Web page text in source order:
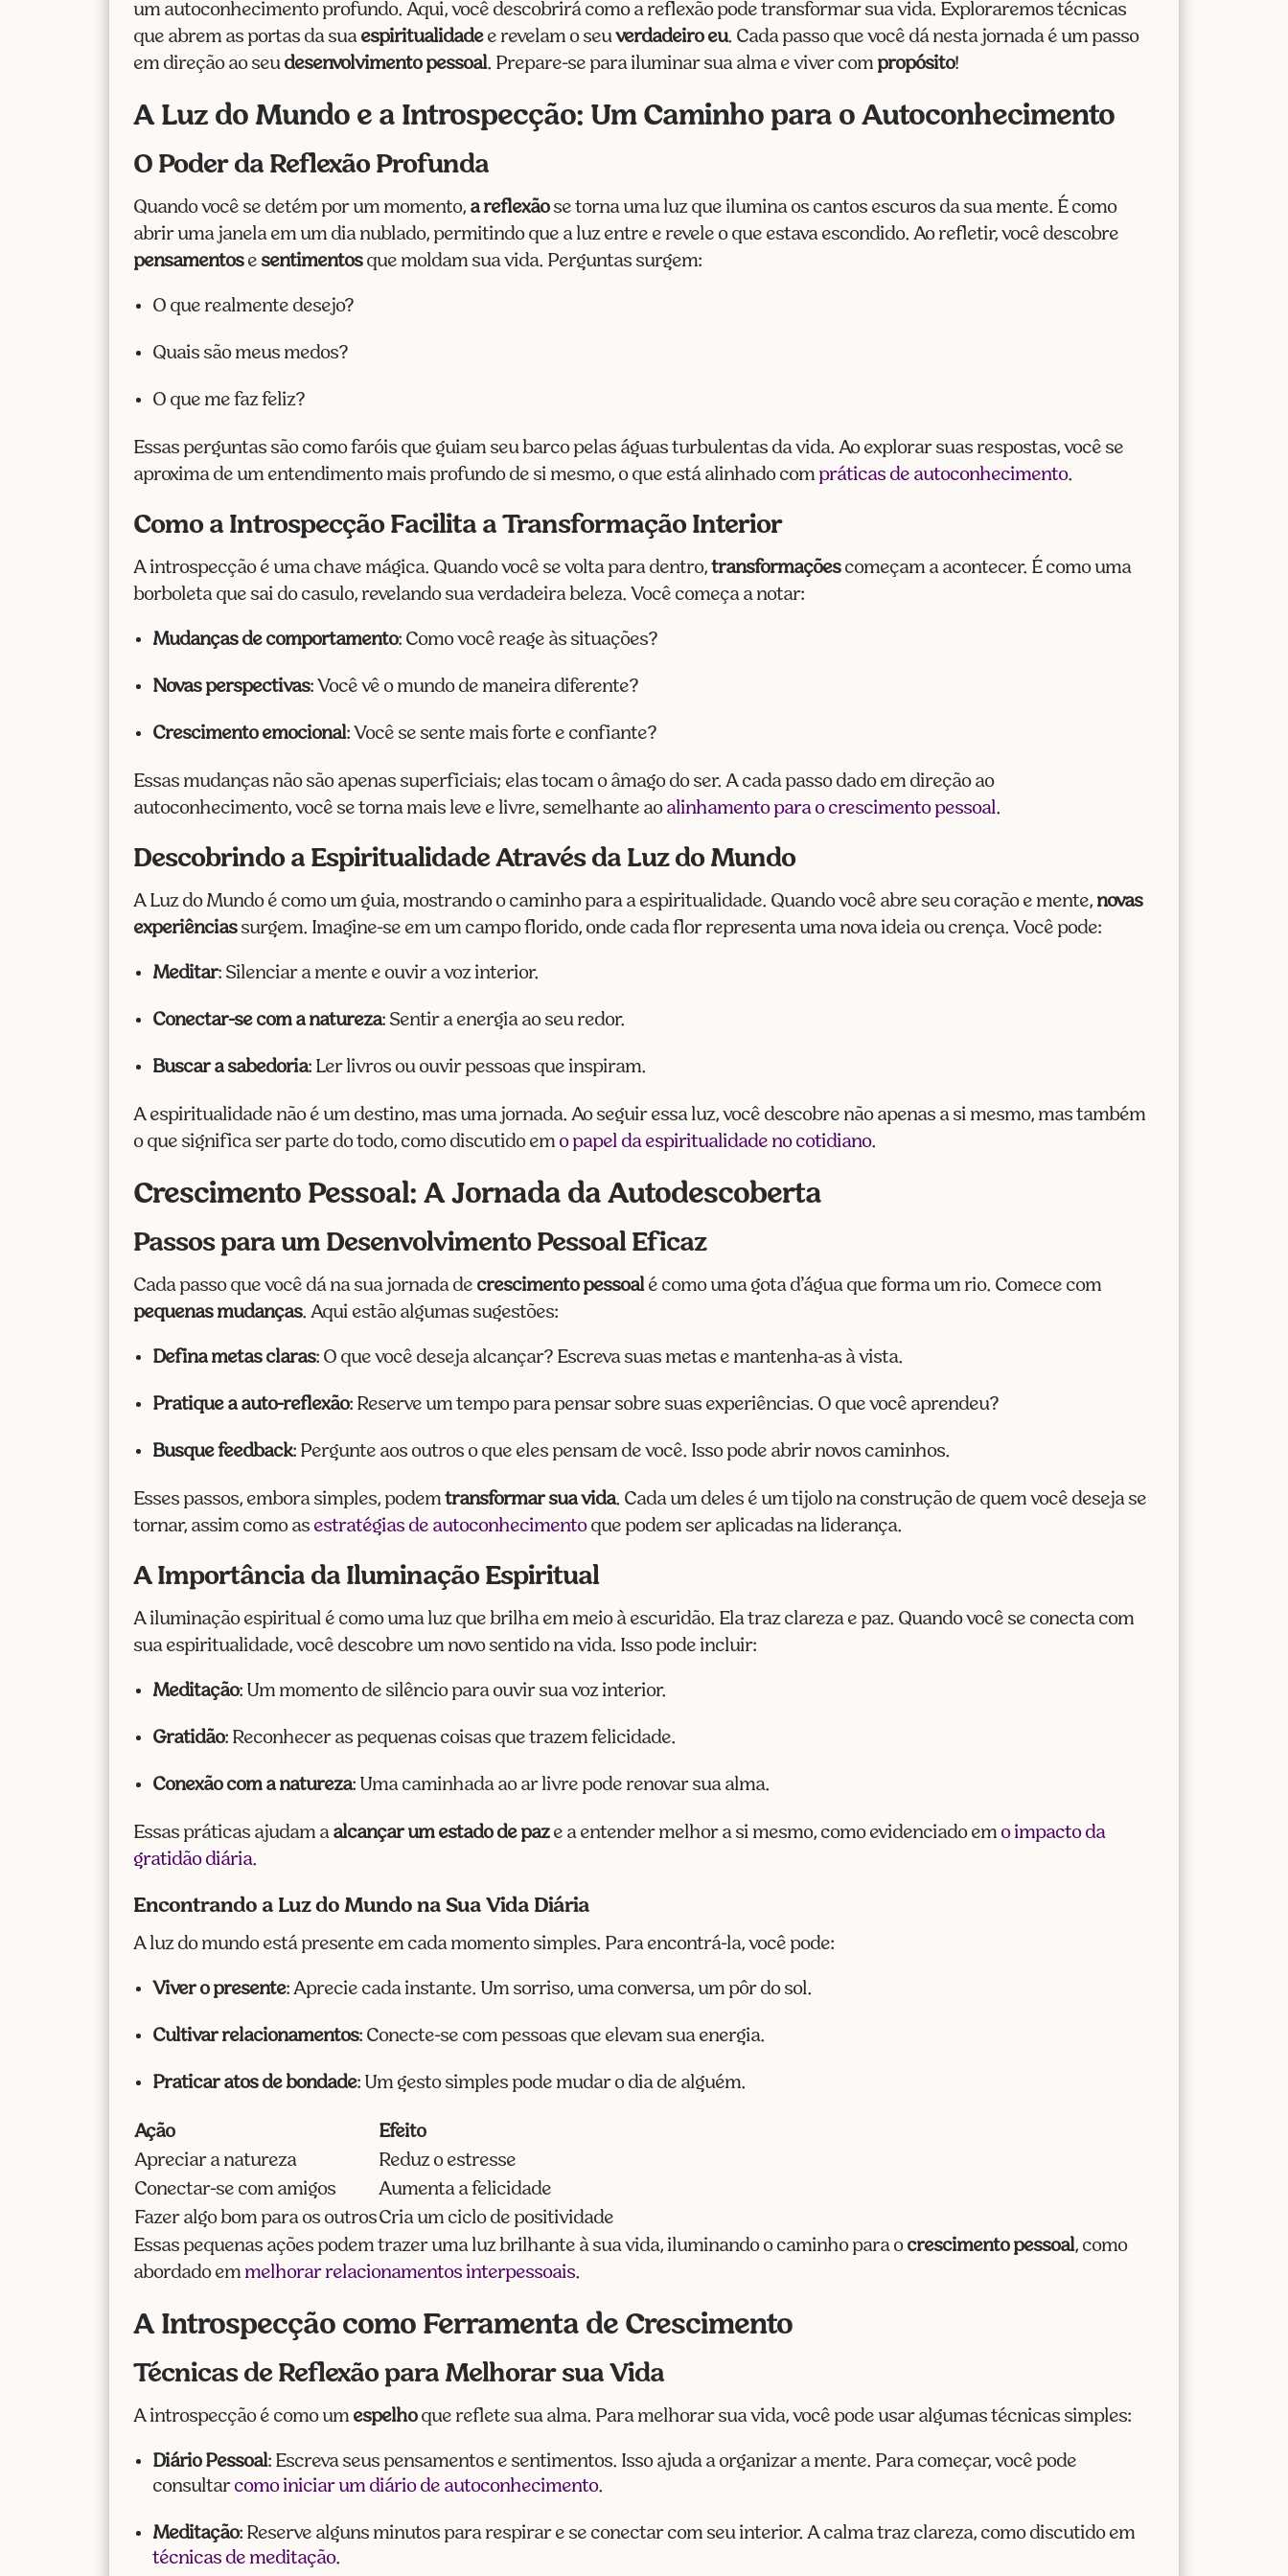
cima
ou
para
o
volume.
um autoconhecimento profundo. Aqui, você descobrirá como a reflexão pode transformar sua vida. Exploraremos técnicas
que abrem as portas da sua espiritualidadee revelam o seuverdadeiro eu. Cada passo que você dá nesta jornada é um passo
em direção ao seu desenvolvimento pessoal. Prepare-se para iluminar sua alma e viver com propósito!
A Luz do Mundo e a Introspecção: Um Caminho para o Autoconhecimento
O Poder da Reflexão Profunda
Quando você se detém por um momento, a reflexãose torna uma luz que ilumina os cantos escuros da sua mente. É como
abrir uma janela em um dia nublado, permitindo que a luz entre e revele o que estava escondido. Ao refletir, você descobre
pensamentosesentimentosque moldam sua vida. Perguntas surgem:
O que realmente desejo?
Quais são meus medos?
O que me faz feliz?
Essas perguntas são como faróis que guiam seu barco pelas águas turbulentas da vida. Ao explorar suas respostas, você se
aproxima de um entendimento mais profundo de si mesmo, o que está alinhado com práticas de autoconhecimento.
Como a Introspecção Facilita a Transformação Interior
A introspecção é uma chave mágica. Quando você se volta para dentro,transformaçõescomeçam a acontecer. É como uma
borboleta que sai do casulo, revelando sua verdadeira beleza. Você começa a notar:
Mudanças de comportamento: Como você reage às situações?
Novas perspectivas: Você vê o mundo de maneira diferente?
Crescimento emocional: Você se sente mais forte e confiante?
Essas mudanças não são apenas superficiais; elas tocam o âmago do ser. A cada passo dado em direção ao
autoconhecimento, você se torna mais leve e livre, semelhante ao alinhamento para o crescimento pessoal.
Descobrindo a Espiritualidade Através da Luz do Mundo
A Luz do Mundo é como um guia, mostrando o caminho para a espiritualidade. Quando você abre seu coração e mente, novas
experiênciassurgem. Imagine-se em um campo florido, onde cada flor representa uma nova ideia ou crença. Você pode:
Meditar: Silenciar a mente e ouvir a voz interior.
Conectar-se com a natureza: Sentir a energia ao seu redor.
Buscar a sabedoria: Ler livros ou ouvir pessoas que inspiram.
A espiritualidade não é um destino, mas uma jornada. Ao seguir essa luz, você descobre não apenas a si mesmo, mas também
o que significa ser parte do todo, como discutido em o papel da espiritualidade no cotidiano.
Crescimento Pessoal: A Jornada da Autodescoberta
Passos para um Desenvolvimento Pessoal Eficaz
Cada passo que você dá na sua jornada de crescimento pessoalé como uma gota d’água que forma um rio. Comece com
pequenas mudanças. Aqui estão algumas sugestões:
Defina metas claras: O que você deseja alcançar? Escreva suas metas e mantenha-as à vista.
Pratique a auto-reflexão: Reserve um tempo para pensar sobre suas experiências. O que você aprendeu?
Busque feedback: Pergunte aos outros o que eles pensam de você. Isso pode abrir novos caminhos.
Esses passos, embora simples, podemtransformar sua vida. Cada um deles é um tijolo na construção de quem você deseja se
tornar, assim como as estratégias de autoconhecimentoque podem ser aplicadas na liderança.
A Importância da Iluminação Espiritual
A iluminação espiritual é como uma luz que brilha em meio à escuridão. Ela traz clareza e paz. Quando você se conecta com
sua espiritualidade, você descobre um novo sentido na vida. Isso pode incluir:
Meditação: Um momento de silêncio para ouvir sua voz interior.
Gratidão: Reconhecer as pequenas coisas que trazem felicidade.
Conexão com a natureza: Uma caminhada ao ar livre pode renovar sua alma.
Essas práticas ajudam a alcançar um estado de paze a entender melhor a si mesmo, como evidenciado em o impacto da
gratidão diária.
Encontrando a Luz do Mundo na Sua Vida Diária
A luz do mundo está presente em cada momento simples. Para encontrá-la, você pode:
Viver o presente: Aprecie cada instante. Um sorriso, uma conversa, um pôr do sol.
Cultivar relacionamentos: Conecte-se com pessoas que elevam sua energia.
Praticar atos de bondade: Um gesto simples pode mudar o dia de alguém.
Ação
Efeito
Apreciar a natureza
Reduz o estresse
Conectar-se com amigos
Aumenta a felicidade
Fazer algo bom para os outrosCria um ciclo de positividade
Essas pequenas ações podem trazer uma luz brilhante à sua vida, iluminando o caminho para o crescimento pessoal, como
abordado em melhorar relacionamentos interpessoais.
A Introspecção como Ferramenta de Crescimento
Técnicas de Reflexão para Melhorar sua Vida
A introspecção é como um espelhoque reflete sua alma. Para melhorar sua vida, você pode usar algumas técnicas simples:
Diário Pessoal: Escreva seus pensamentos e sentimentos. Isso ajuda a organizar a mente. Para começar, você pode
consultar como iniciar um diário de autoconhecimento.
Meditação: Reserve alguns minutos para respirar e se conectar com seu interior. A calma traz clareza, como discutido em
técnicas de meditação.